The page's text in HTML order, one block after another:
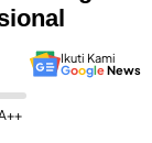
Ikuti Kami
GoogleNews